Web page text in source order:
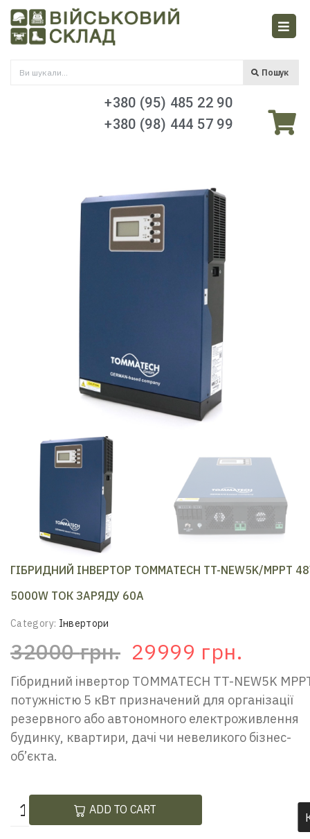
Пошук
+380 (95) 485 22 90
+380 (98) 444 57 99
ГІБРИДНИЙ ІНВЕРТОР TOMMATECH TT-NEW5K/MPPT
5000W ТОК ЗАРЯДУ 60А
Category: Інвертори
32000грн. 29999 грн.
Гібридний інвертор TOMMATECH TT-NEW5K
потужністю 5 кВт призначений для організації
резервного або автономного електроживлення
будинку, квартири, дачі чи невеликого бізнес-
об’єкта.
ADD TO CART